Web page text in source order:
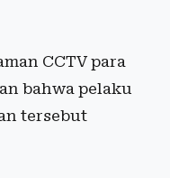
CCTV para
bahwa pelaku
tersebut